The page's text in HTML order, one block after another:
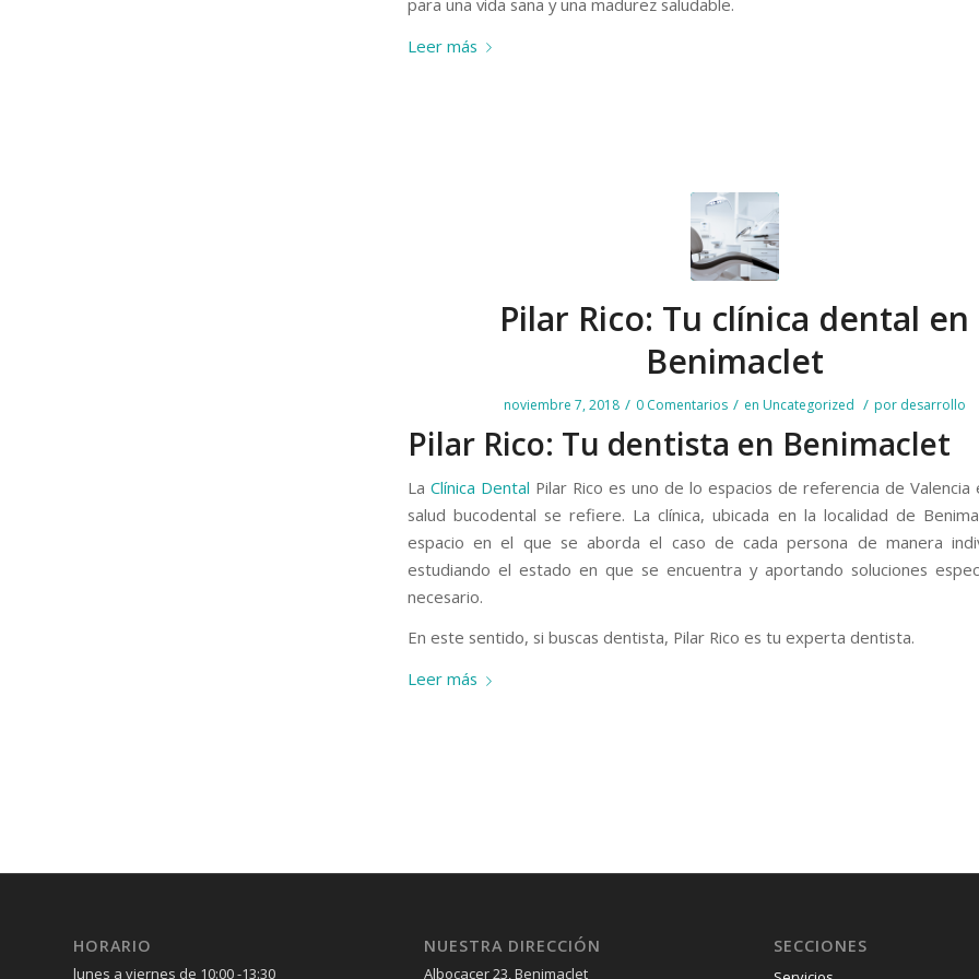
para una vida sana y una madurez saludable.
Leer más
Pilar Rico: Tu clínica dental en
Benimaclet
noviembre 7, 2018 / 0 Comentarios / en Uncategorized / por desarrollo
Pilar Rico: Tu dentista en Benimaclet
La Clínica Dental Pilar Rico es uno de lo espacios de referencia de Valencia
salud bucodental se refiere. La clínica, ubicada en la localidad de
espacio en el que se aborda el caso de cada persona de manera
estudiando el estado en que se encuentra y aportando soluciones
necesario.
En este sentido, si buscas dentista, Pilar Rico es tu experta dentista.
Leer más
HORARIO
lunes a viernes de 10:00 -13:30
NUESTRA DIRECCIÓN
Albocacer 23, Benimaclet
SECCIONES